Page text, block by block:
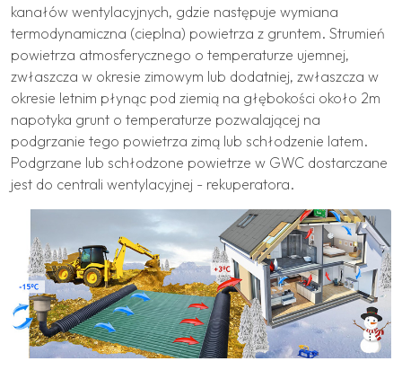
kanałów wentylacyjnych, gdzie następuje wymiana
termodynamiczna (cieplna) powietrza z gruntem. Strumień
powietrza atmosferycznego o temperaturze ujemnej,
zwłaszcza w okresie zimowym lub dodatniej, zwłaszcza w
okresie letnim płynąc pod ziemią na głębokości około 2m
napotyka grunt o temperaturze pozwalającej na
podgrzanie tego powietrza zimą lub schłodzenie latem.
Podgrzane lub schłodzone powietrze w GWC dostarczane
jest do centrali wentylacyjnej - rekuperatora.